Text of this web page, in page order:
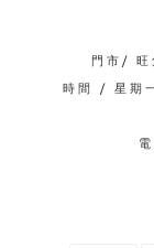
門市/ 旺
時間 / 星期